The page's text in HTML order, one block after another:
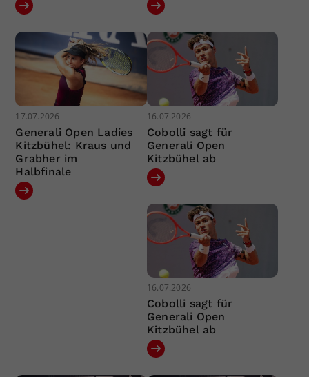
17.07.2026
Generali Open Ladies
Kitzbühel: Kraus und
Grabher im
Halbfinale
16.07.2026
Cobolli sagt für
Generali Open
Kitzbühel ab
16.07.2026
Cobolli sagt für
Generali Open
Kitzbühel ab